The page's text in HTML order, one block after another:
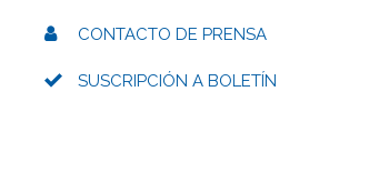
CONTACTO DE PRENSA
SUSCRIPCIÓN A BOLETÍN